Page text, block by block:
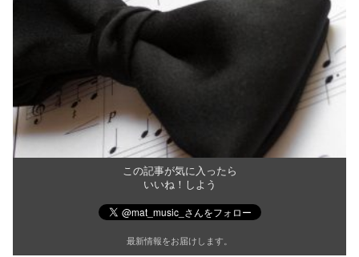
この記事が気に入ったら
いいね！しよう
最新情報をお届けします。